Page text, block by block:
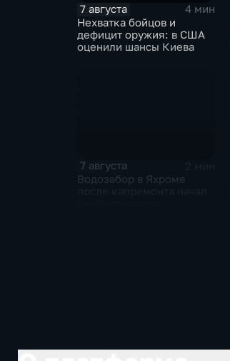
7 августа
4 мин
Нехватка бойцов и
дефицит оружия: в США
оценили шансы Киева
7 августа
Водозабор в Яхроме